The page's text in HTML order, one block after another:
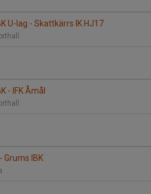
U-lag - Skattkärrs IK HJ17
- IFK Åmål
Grums IBK